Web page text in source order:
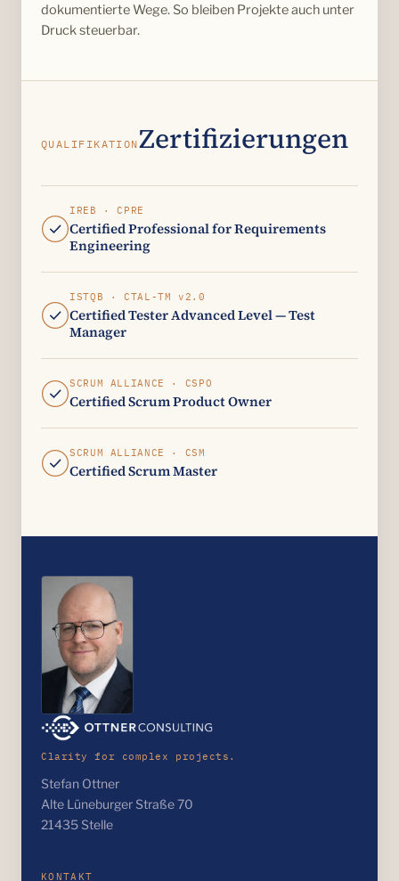
dokumentierte Wege. So bleiben Projekte auch unter
Druck steuerbar.
QUALIFIKATIONZertifizierungen
IREB · CPRE
Certified Professional for Requirements
Engineering
ISTQB · CTAL-TM v2.0
Certified Tester Advanced Level — Test
Manager
SCRUM ALLIANCE · CSPO
Certified Scrum Product Owner
SCRUM ALLIANCE · CSM
Certified Scrum Master
Clarity for complex projects.
Stefan Ottner
Alte Lüneburger Straße 70
21435 Stelle
KONTAKT